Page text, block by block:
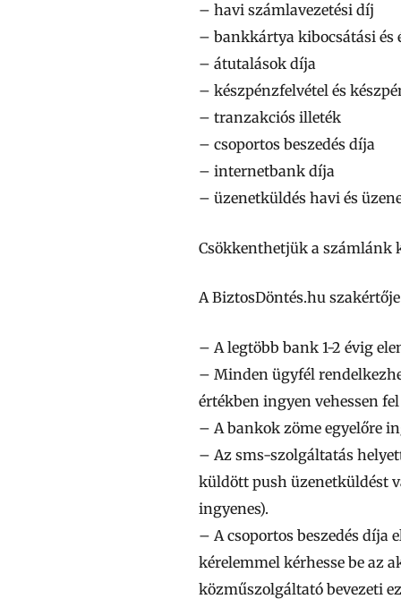
– havi számlavezetési díj
– bankkártya kibocsátási és
– átutalások díja
– készpénzfelvétel és
– tranzakciós illeték
– csoportos beszedés díja
– internetbank díja
– üzenetküldés havi és
Csökkenthetjük a számlánk
A BiztosDöntés.hu
– A legtöbb bank 1-2 évig
– Minden ügyfél
értékben ingyen vehessen
– A bankok zöme egyelőre
– Az sms-szolgáltatás
küldött push üzenetküldést
ingyenes).
– A csoportos beszedés díja
kérelemmel kérhesse be az
közműszolgáltató bevezeti